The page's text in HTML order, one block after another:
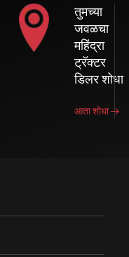
तुमच्या
जवळचा
महिंद्रा
ट्रॅक्टर
डिलर शोधा
आता शोधा